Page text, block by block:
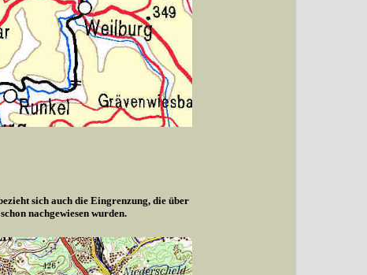
sich auch die Eingrenzung, die über
nachgewiesen wurden.